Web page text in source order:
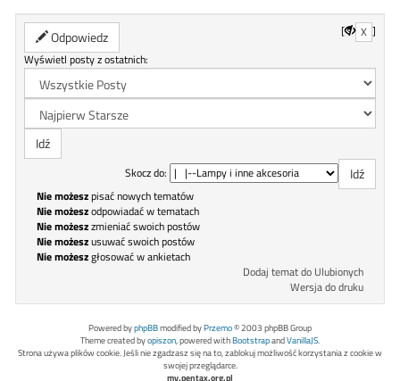
Odpowiedz [ X ]
Wyświetl posty z ostatnich:
Skocz do:
Nie możeszpisać nowych tematów
Nie możeszodpowiadać w tematach
Nie możeszzmieniać swoich postów
Nie możeszusuwać swoich postów
Nie możeszgłosować w ankietach
Dodaj temat do Ulubionych
Wersja do druku
Powered byphpBBmodified byPrzemo© 2003 phpBB Group
Theme created byopiszon, powered withBootstrapandVanillaJS.
Strona używa plików cookie. Jeśli nie zgadzasz się na to, zablokuj możliwość korzystania z cookie w
swojej przeglądarce.
my.pentax.org.pl